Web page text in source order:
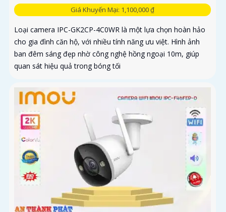
Giá Khuyến Mại: 1,100,000 ₫
Loại camera IPC-GK2CP-4C0WR là một lựa chọn hoàn hảo
cho gia đình căn hộ, với nhiều tính năng ưu việt. Hình ảnh
ban đêm sáng đẹp nhờ công nghệ hồng ngoại 10m, giúp
quan sát hiệu quả trong bóng tối